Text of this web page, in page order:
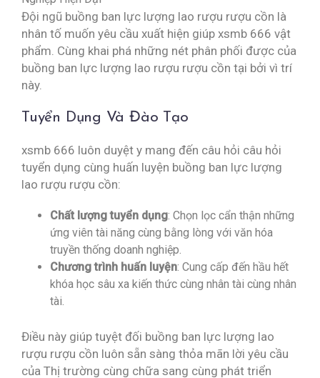
Đội ngũ buồng ban lực lượng lao rượu rượu cồn là
nhân tố muốn yêu cầu xuất hiện giúp xsmb 666 vật
phẩm. Cùng khai phá những nét phân phối được của
buồng ban lực lượng lao rượu rượu cồn tại bởi vì trí
này.
Tuyển Dụng Và Đào Tạo
xsmb 666 luôn duyệt y mang đến câu hỏi câu hỏi
tuyển dụng cùng huấn luyện buồng ban lực lượng
lao rượu rượu cồn:
Chất lượng tuyển dụng: Chọn lọc cẩn thận những
ứng viên tài năng cùng bằng lòng với văn hóa
truyền thống doanh nghiệp.
Chương trình huấn luyện: Cung cấp đến hầu hết
khóa học sâu xa kiến thức cùng nhân tài cùng nhân
tài.
Điều này giúp tuyệt đối buồng ban lực lượng lao
rượu rượu cồn luôn sẵn sàng thỏa mãn lời yêu cầu
của Thị trường cùng chữa sang cùng phát triển